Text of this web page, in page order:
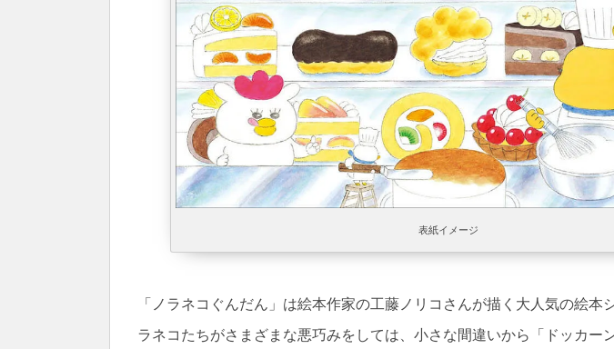
表紙イメージ
「ノラネコぐんだん」は絵本作家の工藤ノリコさんが描く大人気の絵本
ラネコたちがさまざまな悪巧みをしては、小さな間違いから「ドッカー